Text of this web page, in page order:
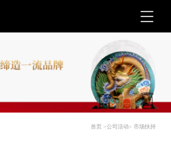
首页 >公司活动> 市场扶持